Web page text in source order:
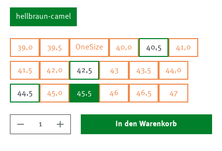
hellbraun-camel
39,0 39,5 OneSize 40,0 40,5 41,0
41,5 42,0 42,5 43 43,5 44,0
44,5 45,0 45,5 46 46,5 47
Produkt Anzahl: Gib den gewünschten Wert
In den Warenkorb